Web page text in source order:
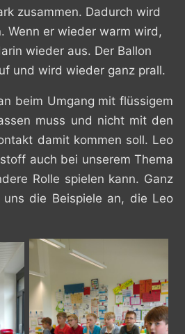
zusammen. Dadurch wird
Wenn er wieder warm wird,
wieder aus. Der Ballon
und wird wieder ganz prall.
beim Umgang mit flüssigem
muss und nicht mit den
damit kommen soll. Leo
auch bei unserem Thema
Rolle spielen kann. Ganz
die Beispiele an, die Leo